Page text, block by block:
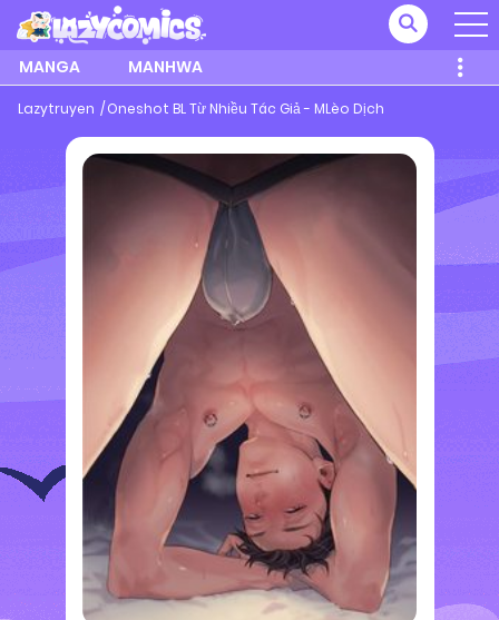
MANGA MANHWA
Lazytruyen Oneshot BL Từ Nhiều Tác Giả - MLèo Dịch